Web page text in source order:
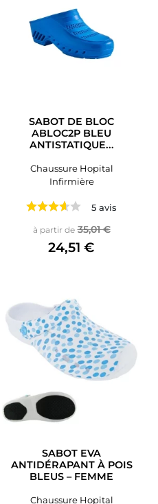
SABOT DE BLOC
ABLOC2P BLEU
ANTISTATIQUE...
Chaussure Hopital
Infirmière
5 avis
à partir de Prix de base
35,01 €Prix
24,51 €
SABOT EVA
ANTIDÉRAPANT À POIS
BLEUS – FEMME
Chaussure Hopital